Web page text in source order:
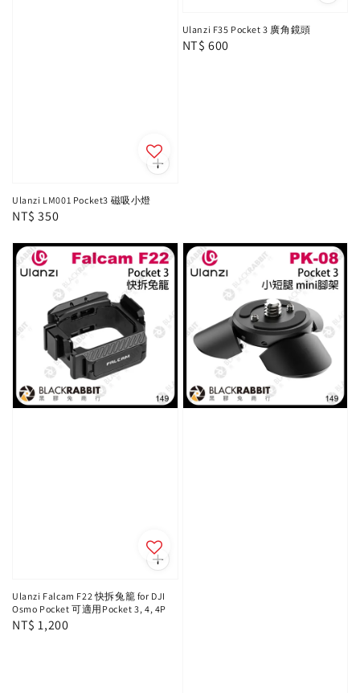
Ulanzi LM001 Pocket3 磁吸小燈
Regular
NT$ 350
Ulanzi F35 Pocket 3 廣角鏡頭
Regular
NT$ 600
Ulanzi Falcam F22 快拆兔籠 for DJI
Osmo Pocket 可適用Pocket 3, 4, 4P
Regular
NT$ 1,200